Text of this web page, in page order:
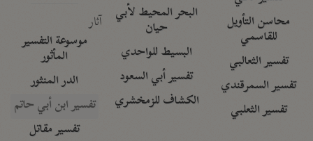
محاسن التأويل
للقاسمي
تفسير الثعالبي
تفسير السمرقندي
تفسير الثعلبي
البحر المحيط لأبي
حيان
البسيط للواحدي
تفسير أبي السعود
الكشاف للزمخشري
آثار
موسوعة التفسير
المأثور
الدر المنثور
تفسير ابن أبي حاتم
تفسير مقاتل